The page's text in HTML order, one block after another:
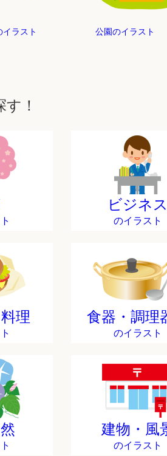
イラスト 公園のイラスト
！
ビジネス
のイラスト
理 食器・調理
のイラスト
建物・風
のイラスト